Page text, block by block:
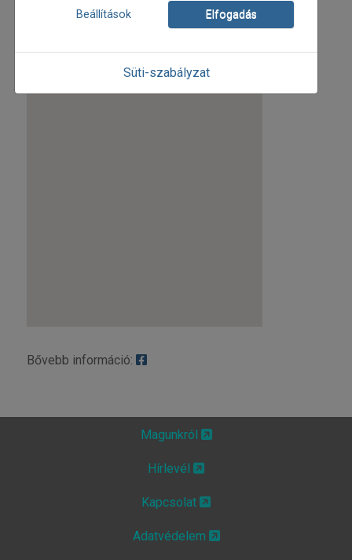
Bővebb információ:
Beállítások Elfogadás
Süti-szabályzat
Magunkról
Hírlevél
Kapcsolat
Adatvédelem